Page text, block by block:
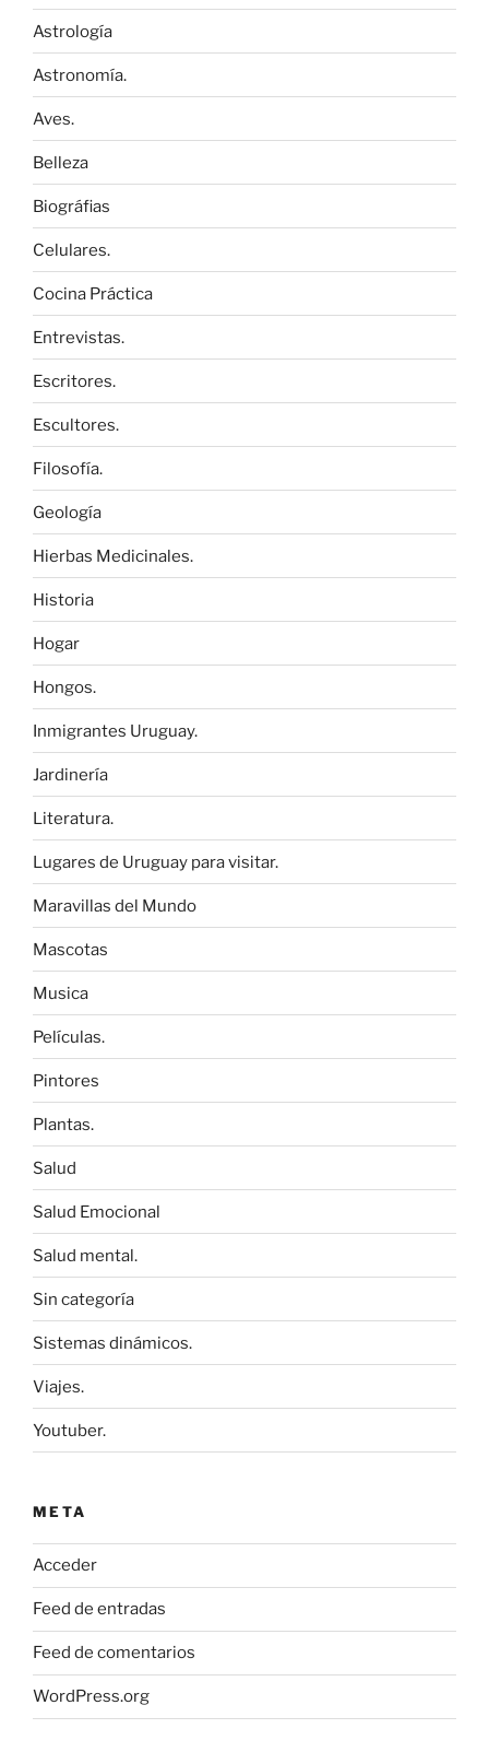
Astrología
Astronomía.
Aves.
Belleza
Biográfias
Celulares.
Cocina Práctica
Entrevistas.
Escritores.
Escultores.
Filosofía.
Geología
Hierbas Medicinales.
Historia
Hogar
Hongos.
Inmigrantes Uruguay.
Jardinería
Literatura.
Lugares de Uruguay para visitar.
Maravillas del Mundo
Mascotas
Musica
Películas.
Pintores
Plantas.
Salud
Salud Emocional
Salud mental.
Sin categoría
Sistemas dinámicos.
Viajes.
Youtuber.
META
Acceder
Feed de entradas
Feed de comentarios
WordPress.org